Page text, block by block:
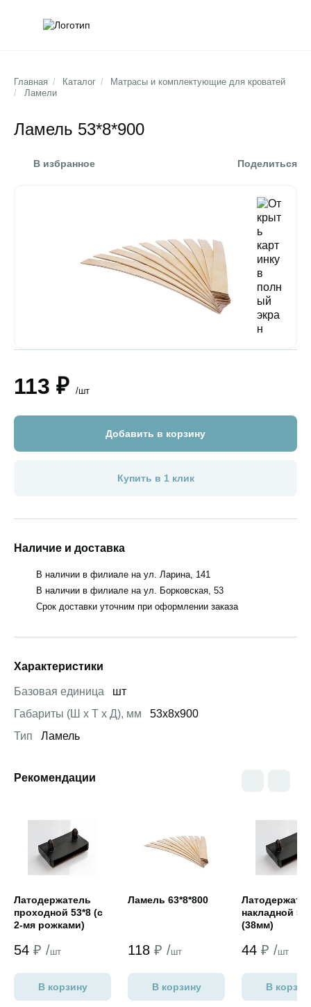
Главная / Каталог /
Матрасы и комплектующие для кроватей
/
Ламели
Ламель 53*8*900
В избранное Поделиться
113 ₽ /шт
Добавить в корзину
Купить в 1 клик
Наличие и доставка
В наличии в филиале на ул. Ларина, 141
В наличии в филиале на ул. Борковская, 53
Срок доставки уточним при оформлении заказа
Характеристики
Базовая единица
шт
Габариты (Ш х Т х Д), мм
53х8х900
Тип
Ламель
Рекомендации
Латодержатель
проходной 53*8 (с
2-мя рожками)
54 ₽ /шт
В корзину
Ламель 63*8*800
118 ₽ /шт
В корзину
накладной
(38мм)
44 ₽ /шт
В